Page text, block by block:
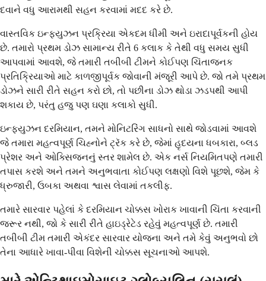
દવાને વધુ આરામથી સહન કરવામાં મદદ કરે છે.
વાસ્તવિક ઇન્ફ્યુઝન પ્રક્રિયા એકદમ ધીમી અને ઇરાદાપૂર્વકની હોય
છે. તમારો પ્રથમ ડોઝ સામાન્ય રીતે 6 કલાક કે તેથી વધુ સમય સુધી
આપવામાં આવશે, જે તમારી તબીબી ટીમને કોઈપણ ચિંતાજનક
પ્રતિક્રિયાઓ માટે કાળજીપૂર્વક જોવાની મંજૂરી આપે છે. જો તમે પ્રથમ
ડોઝને સારી રીતે સહન કરો છો, તો પછીના ડોઝ થોડા ઝડપથી આપી
શકાય છે, પરંતુ હજુ પણ ઘણા કલાકો સુધી.
ઇન્ફ્યુઝન દરમિયાન, તમને મોનિટરિંગ સાધનો સાથે જોડવામાં આવશે
જે તમારા મહત્વપૂર્ણ ચિહ્નોને ટ્રૅક કરે છે, જેમાં હૃદયના ધબકારા, બ્લડ
પ્રેશર અને ઓક્સિજનનું સ્તર શામેલ છે. એક નર્સ નિયમિતપણે તમારી
તપાસ કરશે અને તમને અનુભવાતા કોઈપણ લક્ષણો વિશે પૂછશે, જેમ કે
ધ્રુજારી, ઉબકા અથવા શ્વાસ લેવામાં તકલીફ.
તમારે સારવાર પહેલાં કે દરમિયાન ચોક્કસ ખોરાક ખાવાની ચિંતા કરવાની
જરૂર નથી, જો કે સારી રીતે હાઇડ્રેટેડ રહેવું મહત્વપૂર્ણ છે. તમારી
તબીબી ટીમ તમારી એકંદર સારવાર યોજના અને તમે કેવું અનુભવો છો
તેના આધારે ખાવા-પીવા વિશેની ચોક્કસ સૂચનાઓ આપશે.